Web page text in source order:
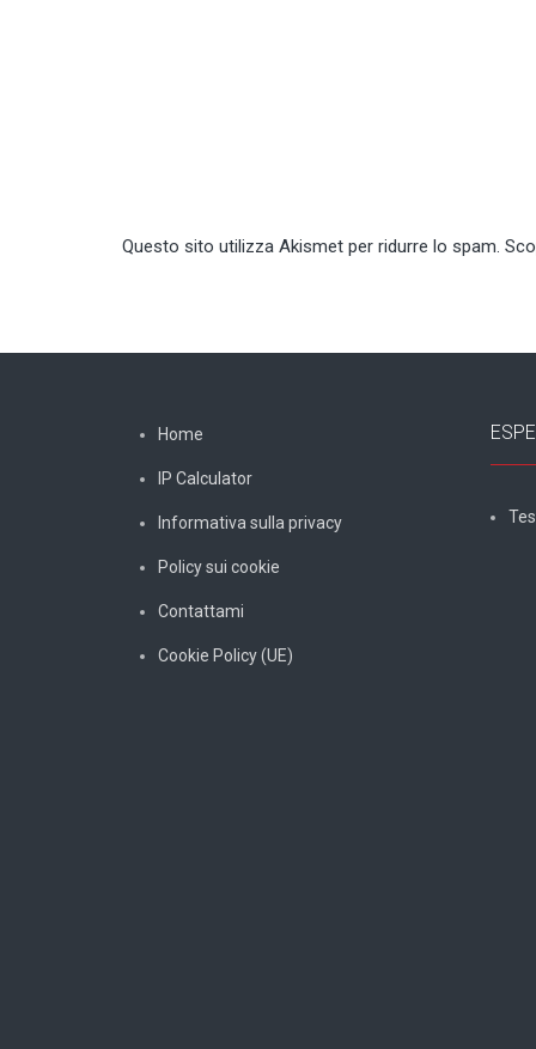
Questo sito utilizza Akismet per ridurre lo spam.
Home
IP Calculator
Informativa sulla privacy
Policy sui cookie
Contattami
Cookie Policy (UE)